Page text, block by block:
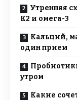
Утренняя
K2 и омега-3
Кальций,
один прием
утром
Какие